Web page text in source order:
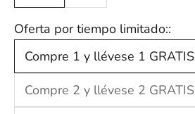
Oferta por tiempo limitado::
Compre 1 y llévese 1 GRATIS
Compre 2 y llévese 2 GRATIS